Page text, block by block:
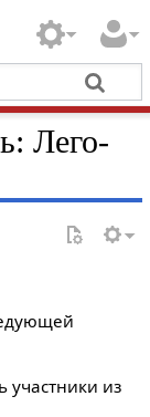
Лего-
участники из